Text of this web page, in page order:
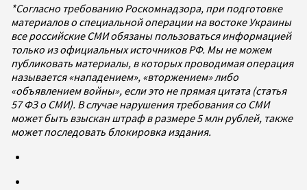
*Согласно требованию Роскомнадзора, при подготовке
материалов о специальной операции на востоке Украины
все российские СМИ обязаны пользоваться информацией
только из официальных источников РФ. Мы не можем
публиковать материалы, в которых проводимая операция
называется «нападением», «вторжением» либо
«объявлением войны», если это не прямая цитата (статья
57 ФЗ о СМИ). В случае нарушения требования со СМИ
может быть взыскан штраф в размере 5 млн рублей, также
может последовать блокировка издания.